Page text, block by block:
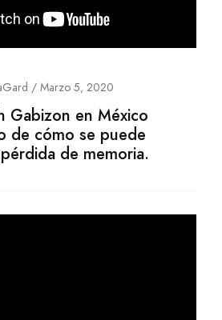
/ Marzo 5, 2020
Gabizon en México
de cómo se puede
de memoria.